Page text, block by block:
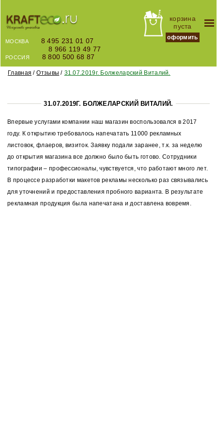
корзина
пуста
оформить
МОСКВА
8 495 231 01 07
8 966 119 49 77
РОССИЯ 8 800 500 68 87
Главная Отзывы 31.07.2019г. Болжеларский Виталий.
31.07.2019Г. БОЛЖЕЛАРСКИЙ ВИТАЛИЙ.
Впервые услугами компании наш магазин воспользовался в 2017
году. К открытию требовалось напечатать 11000 рекламных
листовок, флаеров, визиток. Заявку подали заранее, т.к. за неделю
до открытия магазина все должно было быть готово. Сотрудники
типографии – профессионалы, чувствуется, что работают много лет.
В процессе разработки макетов рекламы несколько раз связывались
для уточнений и предоставления пробного варианта. В результате
рекламная продукция была напечатана и доставлена вовремя.